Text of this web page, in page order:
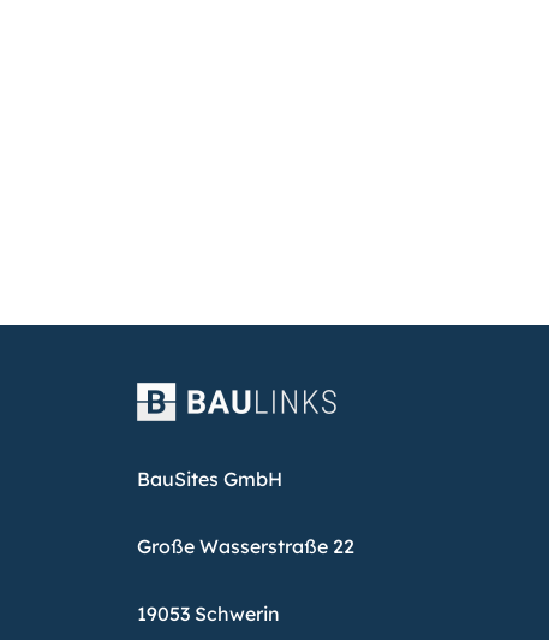
BauSites GmbH
Große Wasserstraße 22
19053 Schwerin